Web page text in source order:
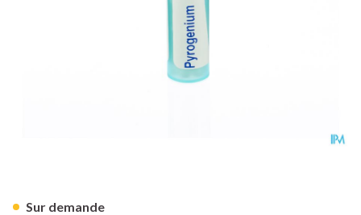
Sur demande